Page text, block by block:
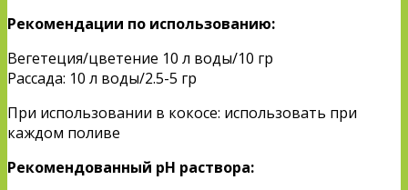
Рекомендации по использованию:
Вегетеция/цветение 10 л воды/10 гр
Рассада: 10 л воды/2.5-5 гр
При использовании в кокосе: использовать при
каждом поливе
Рекомендованный рН раствора: